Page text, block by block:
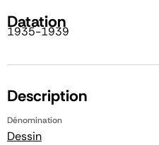
Datation
1935-1939
Description
Dénomination
Dessin